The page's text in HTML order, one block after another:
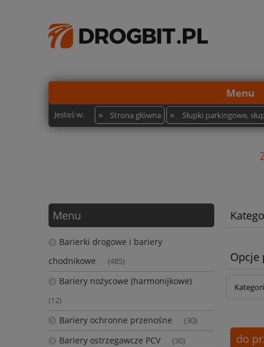
Menu
Jesteś w: » Strona główna » Słupki parkingowe,
Menu
Barierki drogowe i bariery
chodnikowe
(485)
Bariery nożycowe (harmonijkowe)
(12)
Bariery ochronne przenośne (30)
Bariery ostrzegawcze PCV (30)
Opcje
do